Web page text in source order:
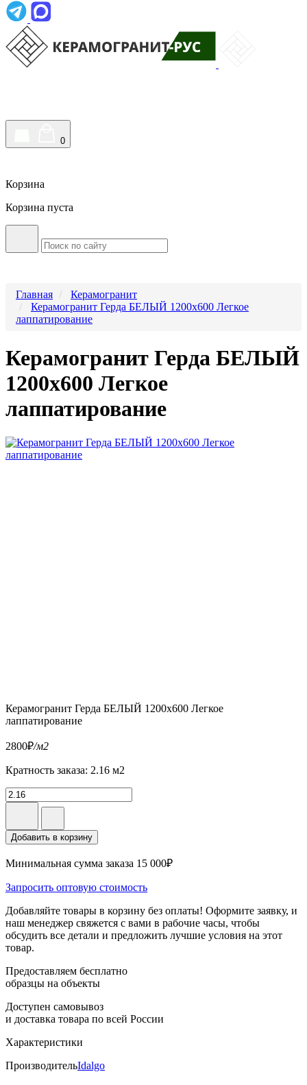
0
Корзина
Корзина пуста
Главная
Керамогранит
Керамогранит Герда БЕЛЫЙ 1200x600 Легкое
лаппатирование
Керамогранит Герда БЕЛЫЙ
1200x600 Легкое
лаппатирование
Керамогранит Герда БЕЛЫЙ 1200x600 Легкое
лаппатирование
2800₽/м2
Кратность заказа: 2.16 м2
Добавить в корзину
Минимальная сумма заказа 15 000₽
Запросить оптовую стоимость
Добавляйте товары в корзину без оплаты! Оформите заявку, и
наш менеджер свяжется с вами в рабочие часы, чтобы
обсудить все детали и предложить лучшие условия на этот
товар.
Предоставляем бесплатно
образцы на объекты
Доступен самовывоз
и доставка товара по всей России
Характеристики
ПроизводительIdalgo